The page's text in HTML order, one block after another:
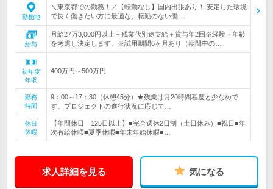
勤務地
＼東京都での勤務！／【転勤なし】国内出張あり！ 安定した環境
で長く働きたい方に最適な、転勤のない働…
給与
月給27万3,000円以上＋残業代別途支給＋賞与年2回※経験・年齢
を考慮し決定します。※試用期間6ヶ月あり（期間中の…
初年度
年収
400万円～500万円
勤務
時間
9：00～17：30（休憩45分）★残業は月20時間程度と少なめで
す。プロジェクトの進行状況に応じて…
休日
休暇
【年間休日 125日以上】■完全週休2日制（土日休み）■祝日■年
次有給休暇■夏季休暇■年末年始休暇■…
求人詳細を見る 気になる